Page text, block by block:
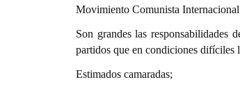
Movimiento Comunista
Son grandes las
partidos que en condiciones
Estimados camaradas;